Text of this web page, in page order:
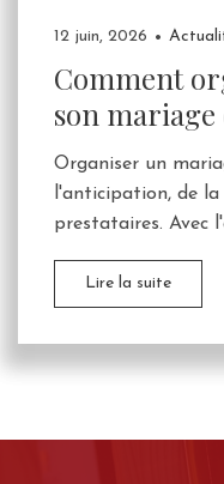
12 juin, 2026
Comment
son mariage
Organiser un
l'anticipation, de
prestataires. Avec
Lire la suite